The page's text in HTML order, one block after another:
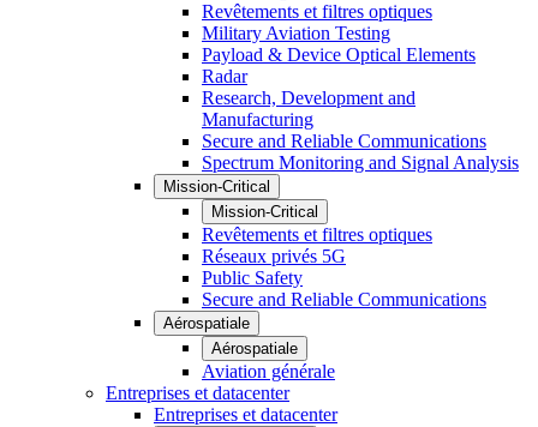
Revêtements et filtres optiques
Military Aviation Testing
Payload & Device Optical Elements
Radar
Research, Development and
Manufacturing
Secure and Reliable Communications
Spectrum Monitoring and Signal Analysis
Mission-Critical
Mission-Critical
Revêtements et filtres optiques
Réseaux privés 5G
Public Safety
Secure and Reliable Communications
Aérospatiale
Aérospatiale
Aviation générale
Entreprises et datacenter
Entreprises et datacenter